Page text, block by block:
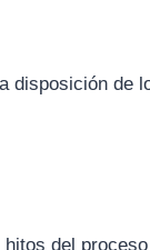
disposición de
del